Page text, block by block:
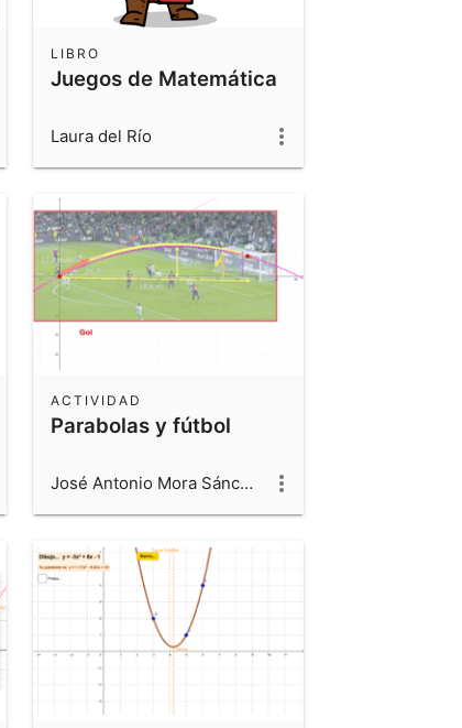
Juegos de Matemática
LIBRO
Laura del Río
Parabolas y fútbol
ACTIVIDAD
José Antonio Mora Sánchez